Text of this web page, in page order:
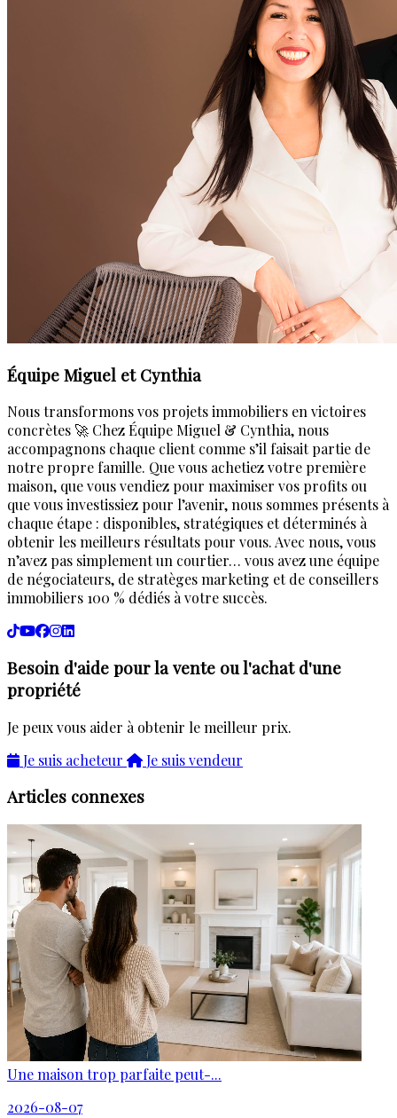
Équipe Miguel et Cynthia
Nous transformons vos projets immobiliers en victoires
concrètes 🚀 Chez Équipe Miguel & Cynthia, nous
accompagnons chaque client comme s’il faisait partie de
notre propre famille. Que vous achetiez votre première
maison, que vous vendiez pour maximiser vos profits ou
que vous investissiez pour l’avenir, nous sommes présents à
chaque étape : disponibles, stratégiques et déterminés à
obtenir les meilleurs résultats pour vous. Avec nous, vous
n’avez pas simplement un courtier… vous avez une équipe
de négociateurs, de stratèges marketing et de conseillers
immobiliers 100 % dédiés à votre succès.
Besoin d'aide pour la vente ou l'achat d'une
propriété
Je peux vous aider à obtenir le meilleur prix.
Je suis acheteur
Je suis vendeur
Articles connexes
Une maison trop parfaite peut-...
2026-08-07